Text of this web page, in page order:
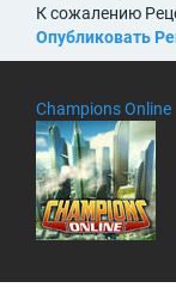
К сожалению
Опубликовать
Champions Online